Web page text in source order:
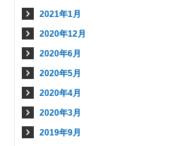
2021年1月
2020年12月
2020年6月
2020年5月
2020年4月
2020年3月
2019年9月